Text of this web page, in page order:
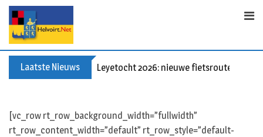
p
Laatste Nieuws Leyetocht 2026: nieuwe fietsroutes
[vc_row rt_row_background_width=”fullwidth”
rt_row_content_width=”default” rt_row_style=”default-